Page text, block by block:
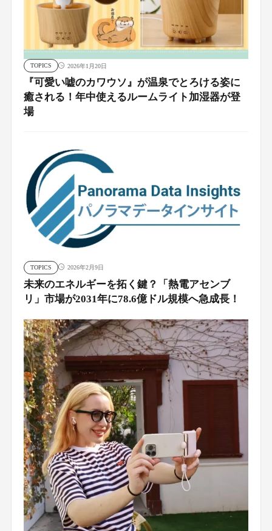
TOPICS 2026年1月20日
『可愛い嘘のカワウソ』が温泉でとろける姿に
癒される！年中使えるルームライト加湿器が登
場
TOPICS 2026年2月9日
未来のエネルギーを拓く鍵？「熱電アセンブ
リ」市場が2031年に78.6億ドル規模へ急成長！